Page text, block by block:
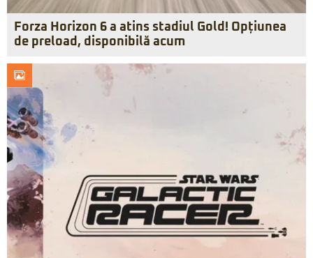
Forza Horizon 6 a atins stadiul Gold! Opțiunea
de preload, disponibilă acum